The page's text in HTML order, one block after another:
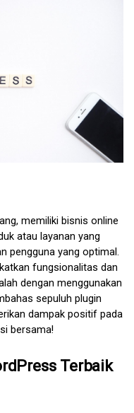
memiliki bisnis online
atau layanan yang
pengguna yang optimal.
fungsionalitas dan
dengan menggunakan
sepuluh plugin
dampak positif pada
bersama!
Terbaik